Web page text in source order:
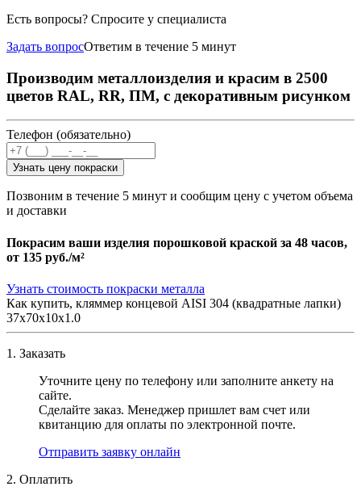
Есть вопросы? Спросите у специалиста
Задать вопросОтветим в течение 5 минут
Производим металлоизделия и красим в 2500
цветов RAL, RR, ПМ, с декоративным рисунком
Телефон (обязательно)
Узнать цену покраски
Позвоним в течение 5 минут и сообщим цену с учетом объема
и доставки
Покрасим ваши изделия порошковой краской за 48 часов,
от 135 руб./м²
Узнать стоимость покраски металла
Как купить, кляммер концевой AISI 304 (квадратные лапки)
37х70х10х1.0
1. Заказать
Уточните цену по телефону или заполните анкету на
сайте.
Сделайте заказ. Менеджер пришлет вам счет или
квитанцию для оплаты по электронной почте.
Отправить заявку онлайн
2. Оплатить